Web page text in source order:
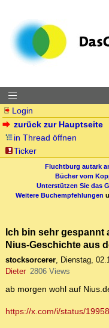
Login
zurück zur Hauptseite
in Thread öffnen
Ticker
Fluchtburg autark
Bücher vom
Unterstützen Sie das
Weitere Buchempfehlungen
Ich bin sehr
Nius-Geschichte aus
stocksorcerer, Dienstag,
Dieter 2806 Views
ab morgen wohl auf
https://x.com/i/status/